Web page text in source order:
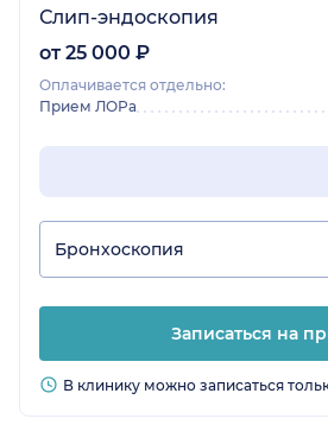
Слип-эндоскопия
от 25 000 ₽
Оплачивается отдельно:
Прием ЛОРа
Бронхоскопия
Записаться на
В клинику можно записаться